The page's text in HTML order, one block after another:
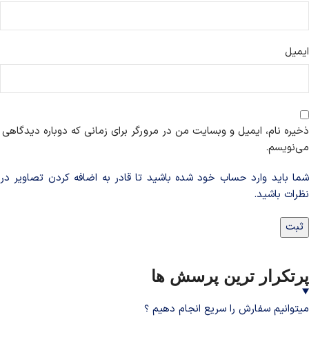
ایمیل
ذخیره نام، ایمیل و وبسایت من در مرورگر برای زمانی که دوباره دیدگاهی
می‌نویسم.
شما باید وارد حساب خود شده باشید تا قادر به اضافه کردن تصاویر در
نظرات باشید.
پرتکرار ترین پرسش ها
میتوانیم سفارش را سریع انجام دهیم ؟